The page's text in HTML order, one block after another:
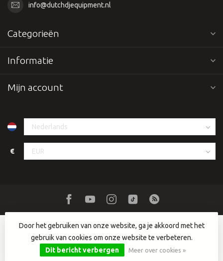
info@dutchdjequipment.nl
Categorieën
Informatie
Mijn account
€
© Copyright 2026 Dutch DJ Equipment- Powered byLightspeed
Lightspeed designby Dyvelopment
Door het gebruiken van onze website, ga je akkoord met het
gebruik van cookies om onze website te verbeteren.
Dit bericht verbergen
Meer over cookies »